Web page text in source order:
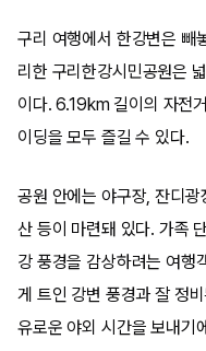
구리 여행에서 한강변은 빼
리한 구리한강시민공원은
이다. 6.19km 길이의 자전
이딩을 모두 즐길 수 있다.
공원 안에는 야구장, 잔디
산 등이 마련돼 있다. 가족
강 풍경을 감상하려는 여행
게 트인 강변 풍경과 잘 정
유로운 야외 시간을 보내기